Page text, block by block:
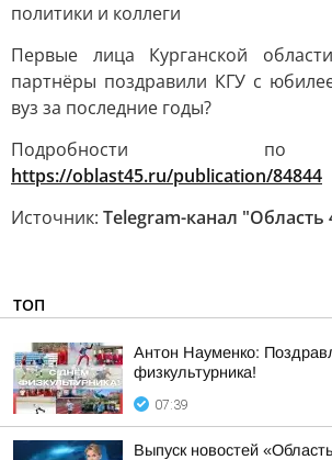
политики и коллеги
Первые лица Курганской
партнёры поздравили КГУ с
вуз за последние годы?
Подробности
https://oblast45.ru/publication/84844
Источник: Telegram-канал "Область
ТОП
Антон Науменко:
физкультурника!
07:39
Выпуск новостей